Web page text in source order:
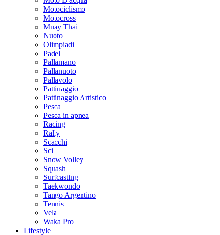
Motociclismo
Motocross
Muay Thai
Nuoto
Olimpiadi
Padel
Pallamano
Pallanuoto
Pallavolo
Pattinaggio
Pattinaggio Artistico
Pesca
Pesca in apnea
Racing
Rally
Scacchi
Sci
Snow Volley
Squash
Surfcasting
Taekwondo
Tango Argentino
Tennis
Vela
Waka Pro
Lifestyle